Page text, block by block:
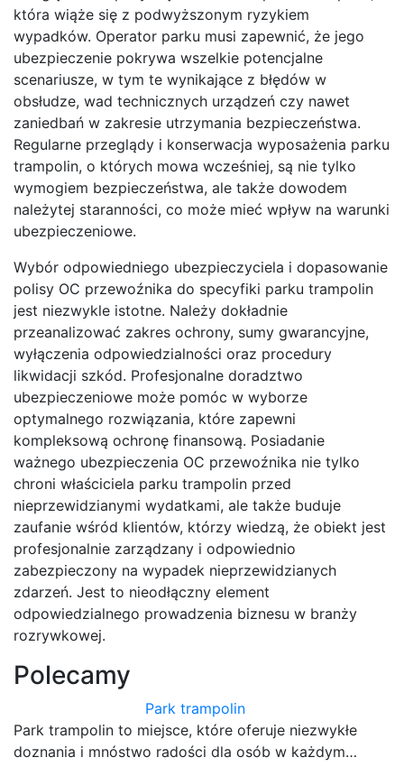
która wiąże się z podwyższonym ryzykiem
wypadków. Operator parku musi zapewnić, że jego
ubezpieczenie pokrywa wszelkie potencjalne
scenariusze, w tym te wynikające z błędów w
obsłudze, wad technicznych urządzeń czy nawet
zaniedbań w zakresie utrzymania bezpieczeństwa.
Regularne przeglądy i konserwacja wyposażenia parku
trampolin, o których mowa wcześniej, są nie tylko
wymogiem bezpieczeństwa, ale także dowodem
należytej staranności, co może mieć wpływ na warunki
ubezpieczeniowe.
Wybór odpowiedniego ubezpieczyciela i dopasowanie
polisy OC przewoźnika do specyfiki parku trampolin
jest niezwykle istotne. Należy dokładnie
przeanalizować zakres ochrony, sumy gwarancyjne,
wyłączenia odpowiedzialności oraz procedury
likwidacji szkód. Profesjonalne doradztwo
ubezpieczeniowe może pomóc w wyborze
optymalnego rozwiązania, które zapewni
kompleksową ochronę finansową. Posiadanie
ważnego ubezpieczenia OC przewoźnika nie tylko
chroni właściciela parku trampolin przed
nieprzewidzianymi wydatkami, ale także buduje
zaufanie wśród klientów, którzy wiedzą, że obiekt jest
profesjonalnie zarządzany i odpowiednio
zabezpieczony na wypadek nieprzewidzianych
zdarzeń. Jest to nieodłączny element
odpowiedzialnego prowadzenia biznesu w branży
rozrywkowej.
Polecamy
Park trampolin
Park trampolin to miejsce, które oferuje niezwykłe
doznania i mnóstwo radości dla osób w każdym…